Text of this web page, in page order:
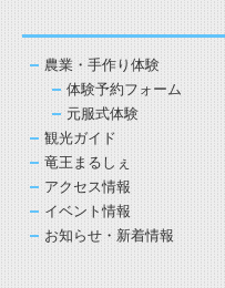
農業・手作り体験
体験予約フォーム
元服式体験
観光ガイド
竜王まるしぇ
アクセス情報
イベント情報
お知らせ・新着情報